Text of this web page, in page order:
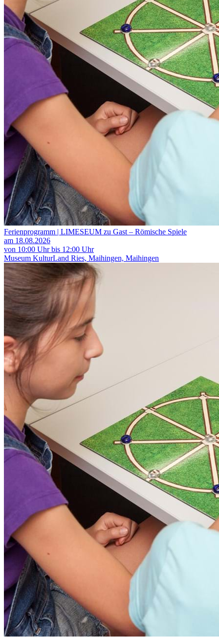
Ferienprogramm | LIMESEUM zu Gast – Römische Spiele
am 18.08.2026
von 10:00 Uhr bis 12:00 Uhr
Museum KulturLand Ries, Maihingen, Maihingen